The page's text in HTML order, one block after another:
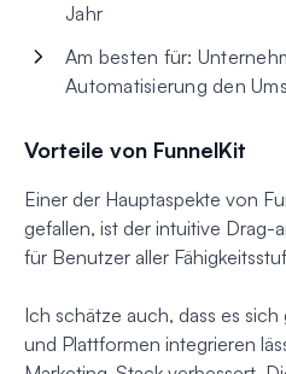
Jahr
Am besten für:
Automatisierung den
Vorteile von FunnelKit
Einer der Hauptaspekte von
gefallen, ist der intuitive
für Benutzer aller
Ich schätze auch, dass es
und Plattformen integrieren